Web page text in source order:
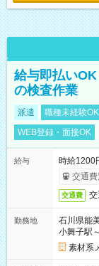
給与即払い
の検査作業
派遣 職種未経験OK
WEB登録・面接OK
給与
時給1200
交通費
交通費 交
勤務地
石川県能
小舞子駅
素材系